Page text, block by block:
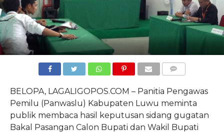
BELOPA, LAGALIGOPOS.COM – Panitia Pengawas
Pemilu (Panwaslu) Kabupaten Luwu meminta
publik membaca hasil keputusan sidang gugatan
Bakal Pasangan Calon Bupati dan Wakil Bupati